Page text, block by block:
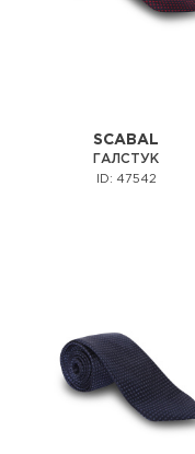
SCABAL
ГАЛСТУК
ID: 47542